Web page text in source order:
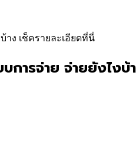
าง เช็ครายละเอียดที่นี่
ารจ่าย จ่ายยังไงบ้